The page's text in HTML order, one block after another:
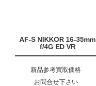
AF-S NIKKOR 16-35mm
f/4G ED VR
新品参考買取価格
お問合せ下さい